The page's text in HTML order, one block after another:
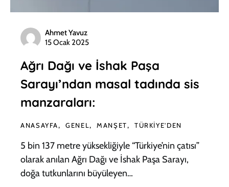
Ahmet Yavuz
15 Ocak 2025
Ağrı Dağı ve İshak Paşa
Sarayı’ndan masal tadında sis
manzaraları:
ANASAYFA GENEL MANŞET TÜRKIYE'DEN
5 bin 137 metre yüksekliğiyle “Türkiye’nin çatısı”
olarak anılan Ağrı Dağı ve İshak Paşa Sarayı,
doğa tutkunlarını büyüleyen…